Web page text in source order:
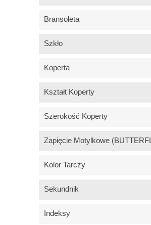
Bransoleta
Szkło
Koperta
Kształt Koperty
Szerokość Koperty
Zapięcie Motylkowe
Kolor Tarczy
Sekundnik
Indeksy